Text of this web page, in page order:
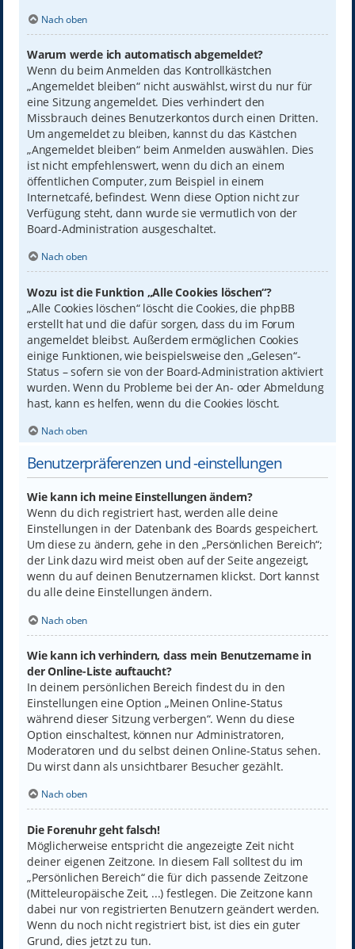
Nach oben
Warum werde ich automatisch abgemeldet?
Wenn du beim Anmelden das Kontrollkästchen
„Angemeldet bleiben“ nicht auswählst, wirst du nur für
eine Sitzung angemeldet. Dies verhindert den
Missbrauch deines Benutzerkontos durch einen Dritten.
Um angemeldet zu bleiben, kannst du das Kästchen
„Angemeldet bleiben“ beim Anmelden auswählen. Dies
ist nicht empfehlenswert, wenn du dich an einem
öffentlichen Computer, zum Beispiel in einem
Internetcafé, befindest. Wenn diese Option nicht zur
Verfügung steht, dann wurde sie vermutlich von der
Board-Administration ausgeschaltet.
Nach oben
Wozu ist die Funktion „Alle Cookies löschen“?
„Alle Cookies löschen“ löscht die Cookies, die phpBB
erstellt hat und die dafür sorgen, dass du im Forum
angemeldet bleibst. Außerdem ermöglichen Cookies
einige Funktionen, wie beispielsweise den „Gelesen“-
Status – sofern sie von der Board-Administration aktiviert
wurden. Wenn du Probleme bei der An- oder Abmeldung
hast, kann es helfen, wenn du die Cookies löscht.
Nach oben
Benutzerpräferenzen und -einstellungen
Wie kann ich meine Einstellungen ändern?
Wenn du dich registriert hast, werden alle deine
Einstellungen in der Datenbank des Boards gespeichert.
Um diese zu ändern, gehe in den „Persönlichen Bereich“;
der Link dazu wird meist oben auf der Seite angezeigt,
wenn du auf deinen Benutzernamen klickst. Dort kannst
du alle deine Einstellungen ändern.
Nach oben
Wie kann ich verhindern, dass mein Benutzername in
der Online-Liste auftaucht?
In deinem persönlichen Bereich findest du in den
Einstellungen eine Option „Meinen Online-Status
während dieser Sitzung verbergen“. Wenn du diese
Option einschaltest, können nur Administratoren,
Moderatoren und du selbst deinen Online-Status sehen.
Du wirst dann als unsichtbarer Besucher gezählt.
Nach oben
Die Forenuhr geht falsch!
Möglicherweise entspricht die angezeigte Zeit nicht
deiner eigenen Zeitzone. In diesem Fall solltest du im
„Persönlichen Bereich“ die für dich passende Zeitzone
(Mitteleuropäische Zeit, ...) festlegen. Die Zeitzone kann
dabei nur von registrierten Benutzern geändert werden.
Wenn du noch nicht registriert bist, ist dies ein guter
Grund, dies jetzt zu tun.